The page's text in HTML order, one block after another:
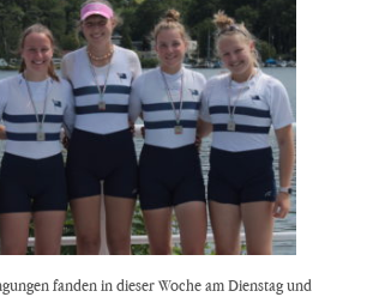
fanden in dieser Woche am Dienstag und